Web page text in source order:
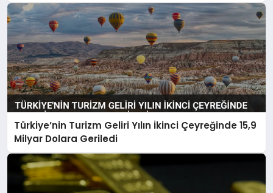
Türkiye’nin Turizm Geliri Yılın İkinci Çeyreğinde 15,9
Milyar Dolara Geriledi